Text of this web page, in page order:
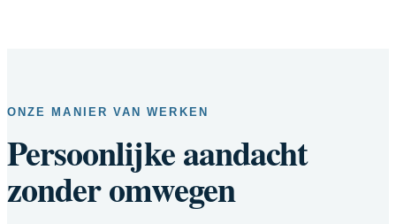
ONZE MANIER VAN WERKEN
Persoonlijke aandacht
zonder omwegen